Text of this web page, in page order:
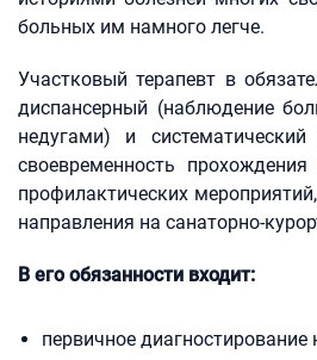
больных им намного легче.
Участковый терапевт в
диспансерный (наблюдение
недугами) и систематический
своевременность
профилактических
направления на санаторно-
В его обязанности входит:
первичное диагностирование